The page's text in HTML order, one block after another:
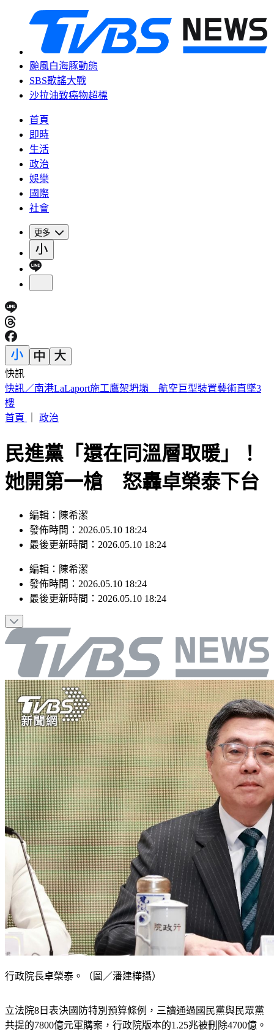
颱風白海豚動態
SBS歌謠大戰
沙拉油致癌物超標
首頁
即時
生活
政治
娛樂
國際
社會
更多
快訊
國家警報大響！下午2:30收「網路降速演習預告」
首頁
民進黨「還在同溫層取暖」！
她開第一槍 怒轟卓榮泰下台
發佈時間：2026.05.10 18:24
最後更新時間：2026.05.10 18:24
發佈時間：2026.05.10 18:24
最後更新時間：2026.05.10 18:24
共提的7800億元軍購案，行政院版本的1.25兆被刪除4700億。
對此，資深媒體人周玉蔻痛批，不只是藍白砍國防預算，民進